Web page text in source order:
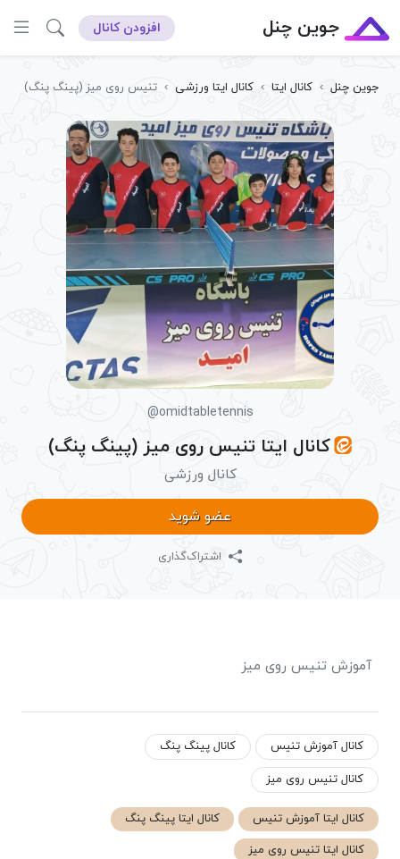
جوین چنل افزودن کانال
جوین چنل › کانال ایتا › کانال ایتا ورزشی › تنیس روی میز (پینگ پنگ)
@omidtabletennis
کانال ایتا تنیس روی میز (پینگ پنگ)
کانال ورزشی
عضو شوید
اشتراک‌گذاری
آموزش تنیس روی میز
کانال آموزش تنیس کانال پینگ پنگ
کانال تنیس روی میز
کانال ایتا آموزش تنیس
کانال ایتا پینگ پنگ
کانال ایتا تنیس روی میز